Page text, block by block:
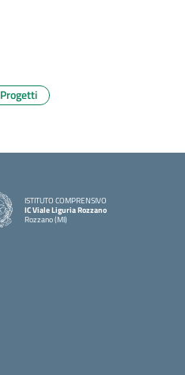
Progetti
ISTITUTO COMPRENSIVO
IC Viale Liguria Rozzano
Rozzano (MI)